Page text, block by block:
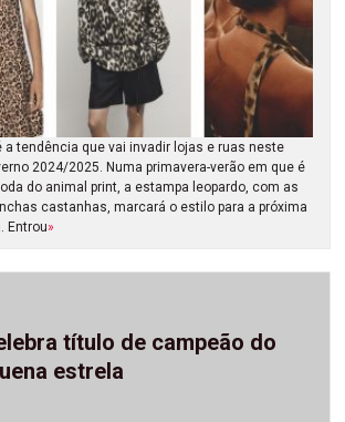
a tendência que vai invadir lojas e ruas neste
2024/2025. Numa primavera-verão em que é
do animal print, a estampa leopardo, com as
castanhas, marcará o estilo para a próxima
Entrou»
título de campeão do
estrela